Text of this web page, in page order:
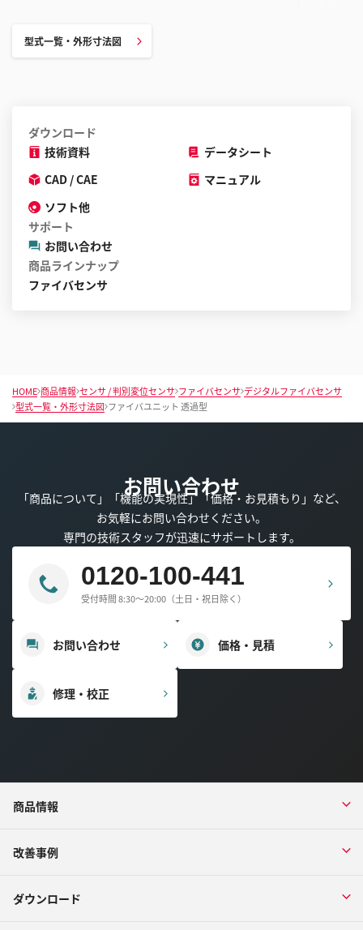
型式一覧・外形寸法図
ダウンロード
技術資料
データシート
CAD / CAE
マニュアル
ソフト他
サポート
お問い合わせ
商品ラインナップ
ファイバセンサ
HOME 商品情報 センサ / 判別変位センサ ファイバセンサ デジタルファイバセンサ
型式一覧・外形寸法図 ファイバユニット 透過型
お問い合わせ
「商品について」「機能の実現性」「価格・お見積もり」など、
お気軽にお問い合わせください。
専門の技術スタッフが迅速にサポートします。
0120-100-441
受付時間 8:30～20:00（土日・祝日除く）
お問い合わせ 価格・見積
修理・校正
商品情報
改善事例
ダウンロード